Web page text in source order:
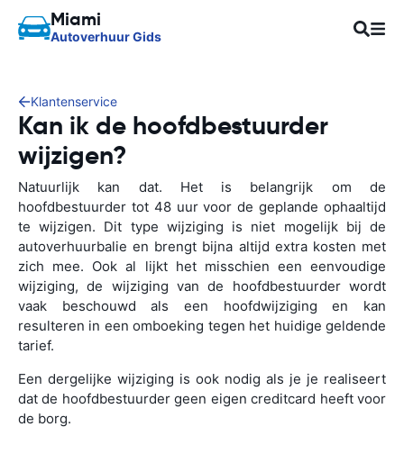
Miami
Autoverhuur Gids
Klantenservice
Kan ik de hoofdbestuurder
wijzigen?
Natuurlijk kan dat. Het is belangrijk om de
hoofdbestuurder tot 48 uur voor de geplande ophaaltijd
te wijzigen. Dit type wijziging is niet mogelijk bij de
autoverhuurbalie en brengt bijna altijd extra kosten met
zich mee. Ook al lijkt het misschien een eenvoudige
wijziging, de wijziging van de hoofdbestuurder wordt
vaak beschouwd als een hoofdwijziging en kan
resulteren in een omboeking tegen het huidige geldende
tarief.
Een dergelijke wijziging is ook nodig als je je realiseert
dat de hoofdbestuurder geen eigen creditcard heeft voor
de borg.